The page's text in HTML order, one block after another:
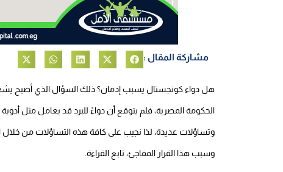
مشاركة المقال :
هل دواء كونجستال يسبب إدمان؟ ذلك السؤال الذي أصبح
الحكومة المصرية، فلم يتوقع أن دواءً للبرد قد يعامل مثل أدوية
وتساؤلات عديدة، لذا نجيب على كافة هذه التساؤلات من خلال
وسبب هذا القرار المفاجئ، تابع القراءة.